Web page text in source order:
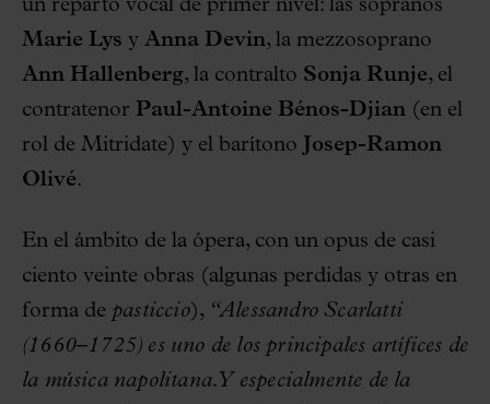
un reparto vocal de primer nivel: las sopranos
Marie Lys y Anna Devin, la mezzosoprano
Ann Hallenberg, la contralto Sonja Runje, el
contratenor Paul-Antoine Bénos-Djian (en el
rol de Mitridate) y el barítono
Josep-Ramon
Olivé.
En el ámbito de la ópera, con un opus de casi
ciento veinte obras (algunas perdidas y otras en
forma de pasticcio), “Alessandro Scarlatti
(1660–1725) es uno de los principales artífices de
la música napolitana. Y especialmente de la